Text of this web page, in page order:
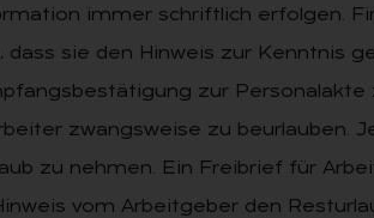
immer schriftlich erfolgen.
sie den Hinweis zur Kenntnis
zur
zwangsweise zu beurlauben.
zu nehmen. Ein Freibrief für
vom Arbeitgeber den